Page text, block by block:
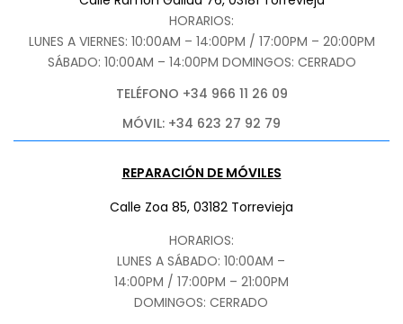
HORARIOS:
LUNES A VIERNES: 10:00AM – 14:00PM / 17:00PM – 20:00PM
SÁBADO: 10:00AM – 14:00PM DOMINGOS: CERRADO
TELÉFONO +34 966 11 26 09
MÓVIL: +34 623 27 92 79
REPARACIÓN DE MÓVILES
Calle Zoa 85, 03182 Torrevieja
HORARIOS:
LUNES A SÁBADO: 10:00AM –
14:00PM / 17:00PM – 21:00PM
DOMINGOS: CERRADO